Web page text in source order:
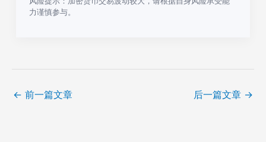
力谨慎参与。
← 前一篇文章 后一篇文章 →